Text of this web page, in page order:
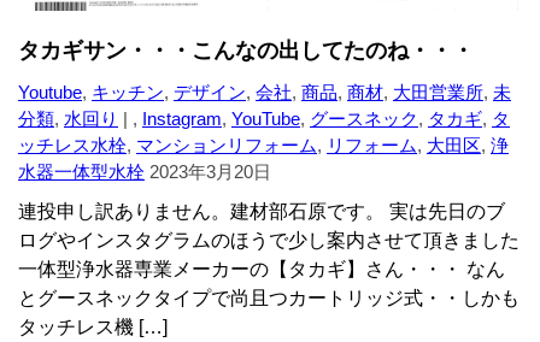
タカギサン・・・こんなの出してたのね・・・
Youtube, キッチン, デザイン, 会社, 商品, 商材, 大田営業所, 未
分類, 水回り | , Instagram, YouTube, グースネック, タカギ, タ
ッチレス水栓, マンションリフォーム, リフォーム, 大田区, 浄
水器一体型水栓 2023年3月20日
連投申し訳ありません。建材部石原です。 実は先日のブ
ログやインスタグラムのほうで少し案内させて頂きました
一体型浄水器専業メーカーの【タカギ】さん・・・ なん
とグースネックタイプで尚且つカートリッジ式・・しかも
タッチレス機 […]